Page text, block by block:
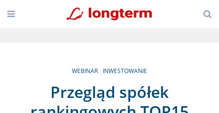
WEBINAR INWESTOWANIE
Przegląd spółek